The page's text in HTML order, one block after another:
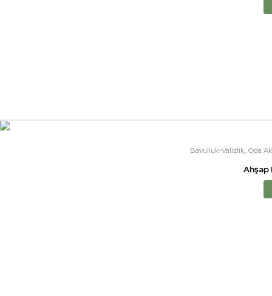
Bavulluk-Valizlik Oda
Ahşap